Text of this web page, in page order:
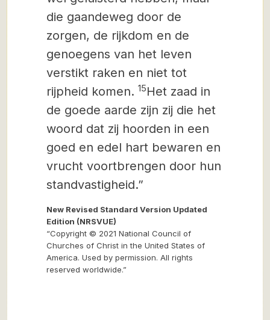
die gaandeweg door de
zorgen, de rijkdom en de
genoegens van het leven
verstikt raken en niet tot
rijpheid komen. 15Het zaad in
de goede aarde zijn zij die het
woord dat zij hoorden in een
goed en edel hart bewaren en
vrucht voortbrengen door hun
standvastigheid.”
New Revised Standard Version Updated
Edition (NRSVUE)
“Copyright © 2021 National Council of
Churches of Christ in the United States of
America. Used by permission. All rights
reserved worldwide.”